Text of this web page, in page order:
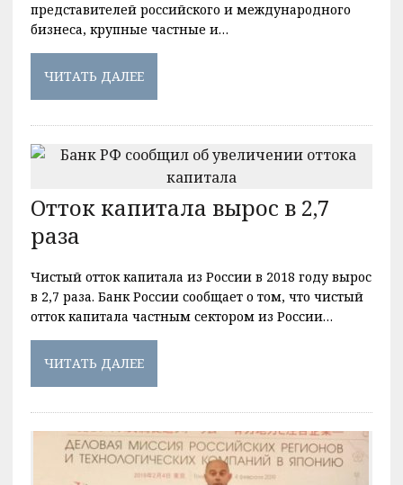
представителей российского и международного
бизнеса, крупные частные и…
ЧИТАТЬ ДАЛЕЕ
Отток капитала вырос в 2,7
раза
Чистый отток капитала из России в 2018 году вырос
в 2,7 раза. Банк России сообщает о том, что чистый
отток капитала частным сектором из России…
ЧИТАТЬ ДАЛЕЕ